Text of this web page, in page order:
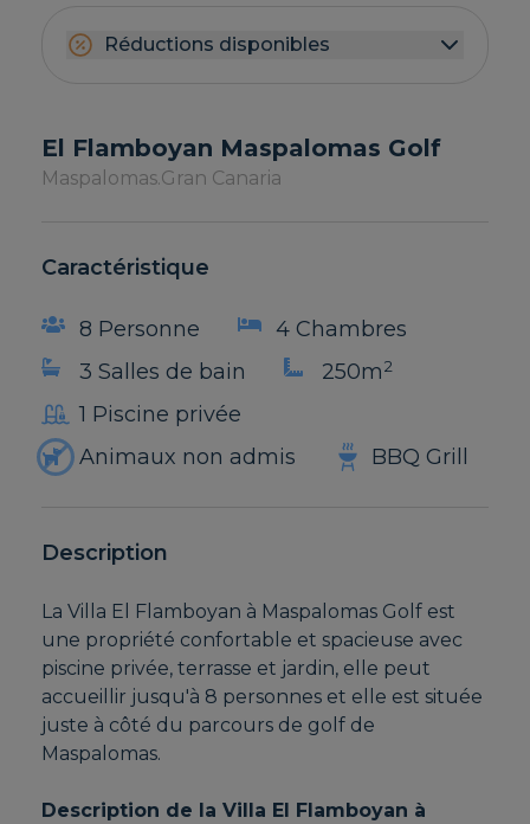
Réductions disponibles
El Flamboyan Maspalomas Golf
Maspalomas.Gran Canaria
Caractéristique
8 Personne
4 Chambres
3 Salles de bain
250m2
1 Piscine privée
Animaux non admis
BBQ Grill
Description
La Villa El Flamboyan à Maspalomas Golf est
une propriété confortable et spacieuse avec
piscine privée, terrasse et jardin, elle peut
accueillir jusqu'à 8 personnes et elle est située
juste à côté du parcours de golf de
Maspalomas.
Description de la Villa El Flamboyan à